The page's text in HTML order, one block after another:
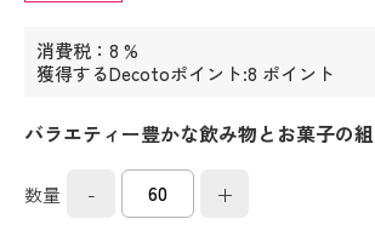
消費税：8 %
獲得するDecotoポイント:8 ポイント
バラエティー豊かな飲み物とお菓子の組
数量 - +